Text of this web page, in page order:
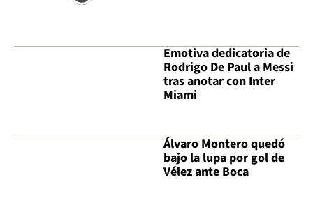
Emotiva dedicatoria de
Rodrigo De Paul a Messi
tras anotar con Inter
Miami
Álvaro Montero quedó
bajo la lupa por gol de
Vélez ante Boca